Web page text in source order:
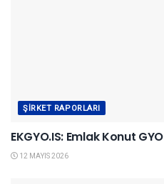
ŞIRKET RAPORLARI
EKGYO.IS: Emlak Konut
12 MAYIS 2026